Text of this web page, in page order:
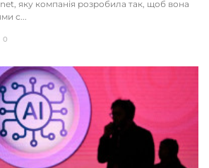
яку компанія розробила так, щоб вона
с...
0